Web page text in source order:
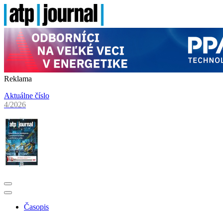
Reklama
Aktuálne číslo
4/2026
Časopis